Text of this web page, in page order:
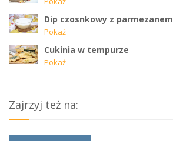
Dip czosnkowy z parmezanem
Pokaż
Cukinia w tempurze
Pokaż
Zajrzyj też na: